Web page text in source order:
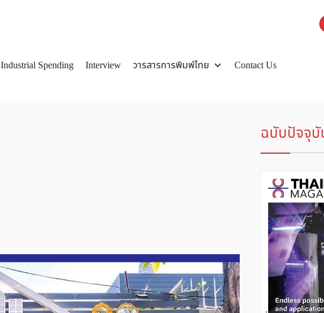
Industrial Spending Interview วารสารการพิมพ์ไทย
Contact Us
ฉบับปัจจุบั